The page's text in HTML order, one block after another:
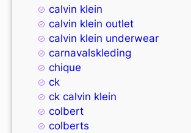
calvin klein
calvin klein outlet
calvin klein underwear
carnavalskleding
chique
ck
ck calvin klein
colbert
colberts